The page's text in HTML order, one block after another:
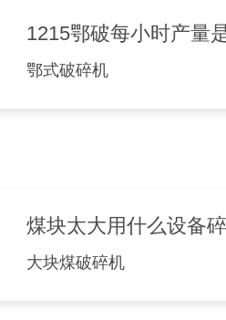
1215鄂破每小时产量
鄂式破碎机
煤块太大用什么设备
大块煤破碎机